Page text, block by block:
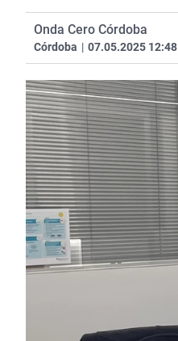
Onda Cero Córdoba
Córdoba | 07.05.2025 12:48